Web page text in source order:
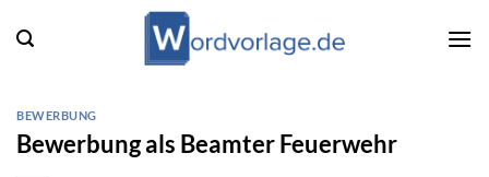
Inhalt
BEWERBUNG
Bewerbung als Beamter Feuerwehr